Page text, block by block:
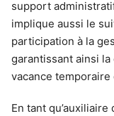
support
implique aussi le
participation à la
garantissant ainsi
vacance
En tant